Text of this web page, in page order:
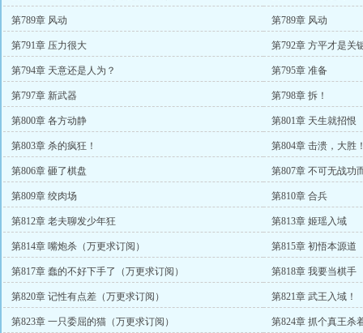
第789章 风动 第789章 风动
第791章 压力很大 第792章 方平才是关
第794章 天意还是人为？ 第795章 准备
第797章 新武器 第798章 拆！
第800章 各方动静 第801章 天生就招恨
第803章 杀的疯狂！ 第804章 击溃，大胜
第806章 砸了棋盘 第807章 不可无战功
第809章 绞肉场 第810章 合兵
第812章 老夫聊发少年狂 第813章 姬瑶入域
第814章 嘴炮杀（万更求订阅） 第815章 初悟本源道
第817章 蠢的不好下手了（万更求订阅） 第818章 我要当棋手
第820章 记性有点差（万更求订阅） 第821章 武王入域！
第823章 一只委屈的猫（万更求订阅） 第824章 抓个真王杀